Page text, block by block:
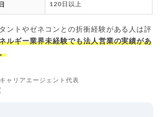
120日以上
ントやゼネコンとの折衝経験がある人は評
ルギー業界未経験でも法人営業の実績があ
ャリアエージェント代表